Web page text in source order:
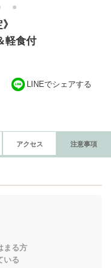
6
軽食付
LINEでシェアする
アクセス 注意事項
る方
いる